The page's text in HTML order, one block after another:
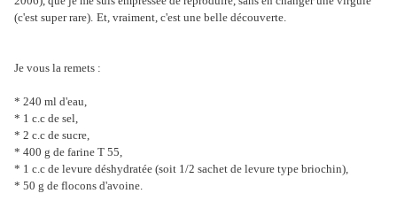
(c'est super rare). Et, vraiment, c'est une belle découverte.
Je vous la remets :
* 240 ml d'eau,
* 1 c.c de sel,
* 2 c.c de sucre,
* 400 g de farine T 55,
* 1 c.c de levure déshydratée (soit 1/2 sachet de levure type briochin),
* 50 g de flocons d'avoine.